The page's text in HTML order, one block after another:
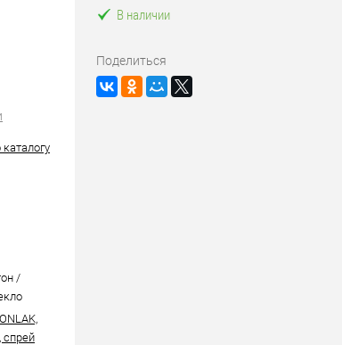
/
спрей
В наличии
Поделиться